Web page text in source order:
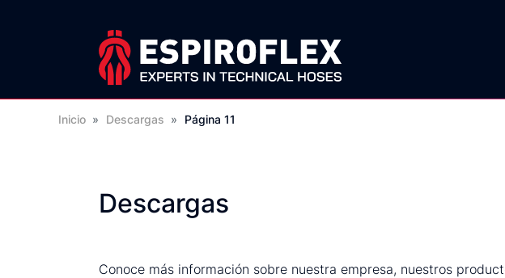
Inicio » Descargas » Página 11
Descargas
Conoce más información sobre nuestra empresa, nuestros